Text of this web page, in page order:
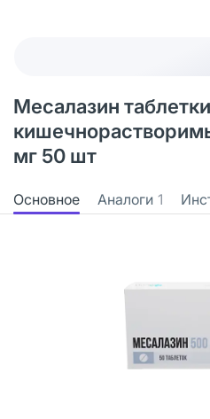
Месалазин таблетки
мг 50 шт
Основное Аналоги 1